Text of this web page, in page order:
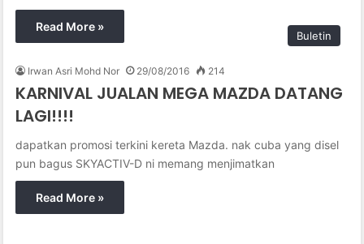
Read More »
Buletin
Irwan Asri Mohd Nor 29/08/2016 214
KARNIVAL JUALAN MEGA MAZDA DATANG
LAGI!!!!
dapatkan promosi terkini kereta Mazda. nak cuba yang disel
pun bagus SKYACTIV-D ni memang menjimatkan
Read More »